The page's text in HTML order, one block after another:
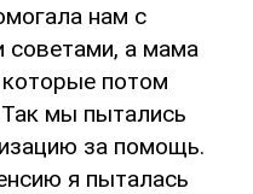
нам с
советами, а мама
которые потом
мы пытались
за помощь.
я пыталась